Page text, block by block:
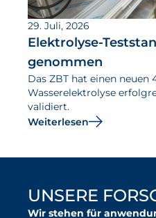
29. Juli, 2026
Elektrolyse-
genommen
Das ZBT hat einen neuen
Wasserelektrolyse
validiert.
Weiterlesen
UNSERE
Wir stehen für